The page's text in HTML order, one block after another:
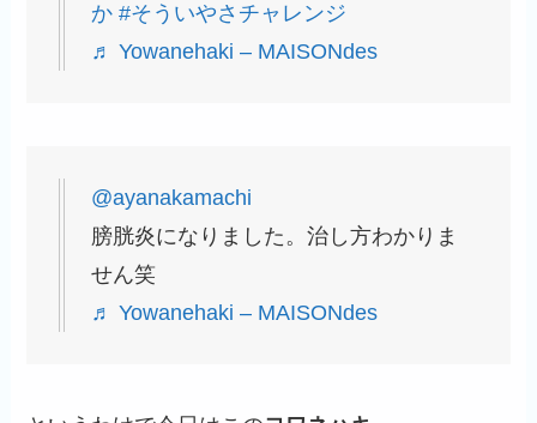
か #そういやさチャレンジ
♬ Yowanehaki – MAISONdes
@ayanakamachi
膀胱炎になりました。治し方わかりま
せん笑
♬ Yowanehaki – MAISONdes